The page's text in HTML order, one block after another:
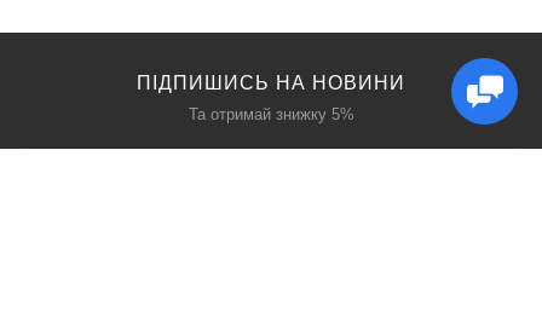
ПІДПИШИСЬ НА НОВИНИ
Та отримай знижку 5%